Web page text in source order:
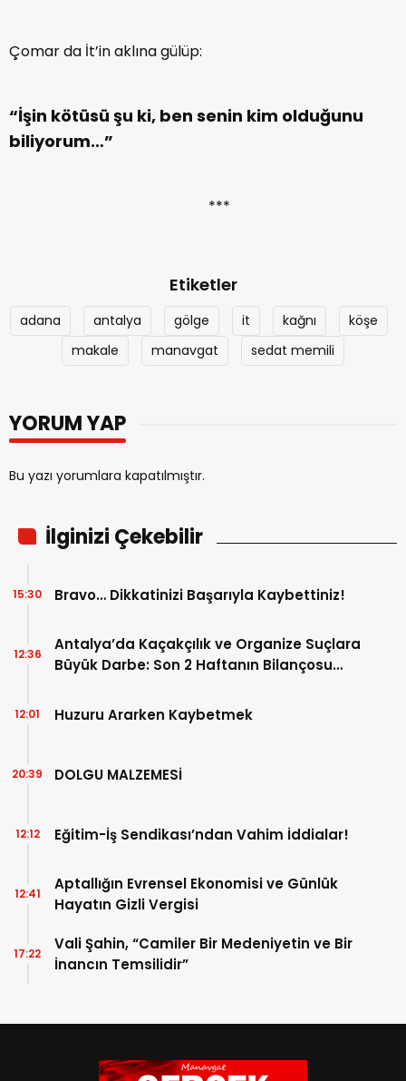
Çomar da İt’in aklına gülüp:
“İşin kötüsü şu ki, ben senin kim olduğunu
biliyorum…”
***
Etiketler
adana antalya gölge it kağnı
köşe
makale
manavgat sedat memili
YORUM YAP
Bu yazı yorumlara kapatılmıştır.
İlginizi Çekebilir
Bravo… Dikkatinizi Başarıyla Kaybettiniz!
15:30
Antalya’da Kaçakçılık ve Organize Suçlara
Büyük Darbe: Son 2 Haftanın Bilançosu
12:36
Huzuru Ararken Kaybetmek
12:01
DOLGU MALZEMESİ
20:39
Eğitim-İş Sendikası’ndan Vahim İddialar!
12:12
Aptallığın Evrensel Ekonomisi ve Günlük
Hayatın Gizli Vergisi
12:41
Vali Şahin, “Camiler Bir Medeniyetin ve Bir
İnancın Temsilidir”
17:22